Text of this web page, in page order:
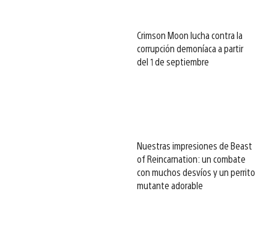
Crimson Moon lucha contra la
corrupción demoníaca a partir
del 1 de septiembre
Nuestras impresiones de Beast
of Reincarnation: un combate
con muchos desvíos y un perrito
mutante adorable